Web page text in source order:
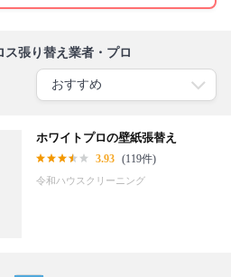
張り替え業者・プロ
ホワイトプロの壁紙張替え
3.93 (119件)
令和ハウスクリーニング